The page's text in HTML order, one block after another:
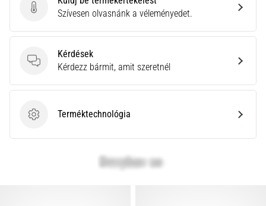
Küldj be termékértékelést
Szívesen olvasnánk a véleményedet.
Kérdések
Kérdések
Kérdezz bármit, amit szeretnél
Terméktechnológia
Terméktechnológia